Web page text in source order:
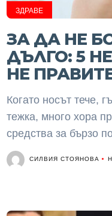
ЗДРАВЕ
ЗА ДА НЕ
ДЪЛГО: 5
НЕ
Когато носът тече,
тежка, много хора
средства за бързо
СИЛВИЯ СТОЯНОВА